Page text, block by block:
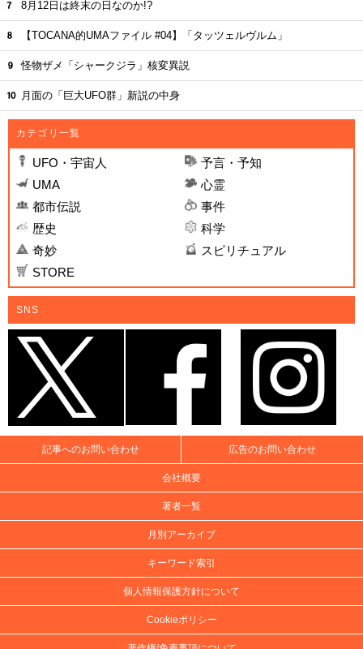
8月12日は終末の日なのか!?
【TOCANA的UMAファイル #04】「タッツェルヴルム」
怪物ザメ「シャークジラ」核変異説
月面の「巨大UFO群」新説の中身
カテゴリ一覧
UFO・宇宙人
予言・予知
UMA
心霊
都市伝説
事件
歴史
科学
奇妙
スピリチュアル
STORE
SNS
記事へのお問い合わせ 広告のお問い合わせ
会社概要
著者一覧
月別アーカイブ
キーワード索引
個人情報保護方針について
Cookieポリシー